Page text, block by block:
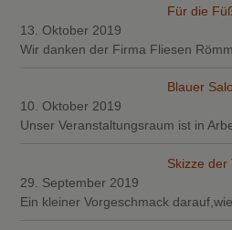
Für die
13. Oktober 2019
Wir danken der Firma Fliesen
Blauer
10. Oktober 2019
Unser Veranstaltungsraum ist in
Skizze der
29. September 2019
Ein kleiner Vorgeschmack